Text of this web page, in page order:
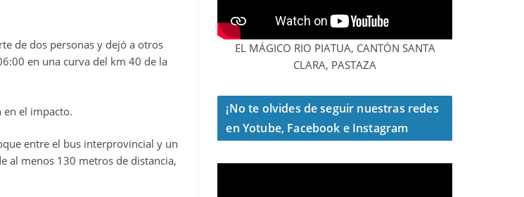
de dos personas y dejó a otros
en una curva del km 40 de la
el impacto.
entre el bus interprovincial y un
al menos 130 metros de distancia,
EL MÁGICO RIO PIATUA, CANTÓN SANTA
CLARA, PASTAZA
¡No te olvides de seguir nuestras redes
en Yotube, Facebook e Instagram